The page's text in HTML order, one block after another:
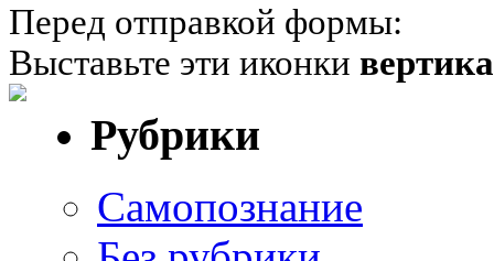
Перед отправкой формы:
Выставьте эти иконки
Рубрики
Cамопознание